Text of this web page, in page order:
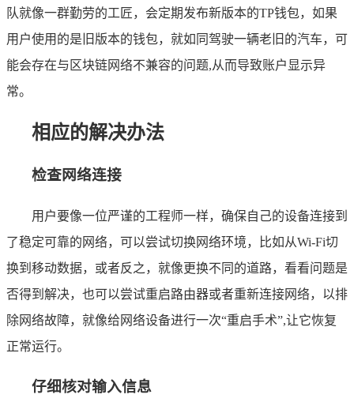
队就像一群勤劳的工匠，会定期发布新版本的TP钱包，如果
用户使用的是旧版本的钱包，就如同驾驶一辆老旧的汽车，可
能会存在与区块链网络不兼容的问题,从而导致账户显示异
常。
相应的解决办法
检查网络连接
用户要像一位严谨的工程师一样，确保自己的设备连接到
了稳定可靠的网络，可以尝试切换网络环境，比如从Wi-Fi切
换到移动数据，或者反之，就像更换不同的道路，看看问题是
否得到解决，也可以尝试重启路由器或者重新连接网络，以排
除网络故障，就像给网络设备进行一次“重启手术”,让它恢复
正常运行。
仔细核对输入信息